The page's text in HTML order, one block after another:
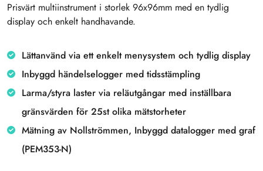
Prisvärt multiinstrument i storlek 96x96mm med en tydlig
display och enkelt handhavande.
Lättanvänd via ett enkelt menysystem och tydlig display
Inbyggd händelselogger med tidsstämpling
Larma/styra laster via reläutgångar med inställbara
gränsvärden för 25st olika mätstorheter
Mätning av Nollströmmen, Inbyggd datalogger med graf
(PEM353-N)